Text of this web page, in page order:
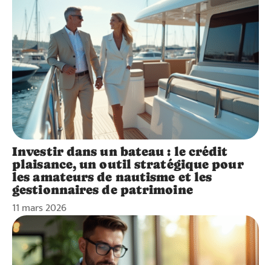
Investir dans un bateau : le crédit
plaisance, un outil stratégique pour
les amateurs de nautisme et les
gestionnaires de patrimoine
11 mars 2026